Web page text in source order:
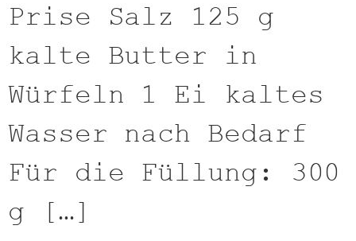
Prise Salz 125 g
kalte Butter in
Würfeln 1 Ei kaltes
Wasser nach Bedarf
Für die Füllung: 300
g […]